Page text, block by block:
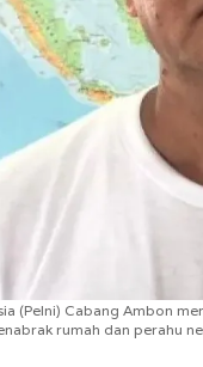
(Pelni) Cabang Ambon
rumah dan perahu